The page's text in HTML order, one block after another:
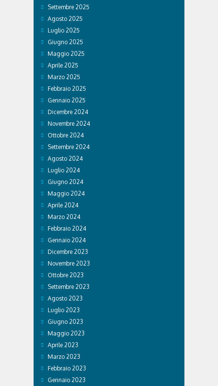
Settembre 2025
Agosto 2025
Luglio 2025
Giugno 2025
Maggio 2025
Aprile 2025
Marzo 2025
Febbraio 2025
Gennaio 2025
Dicembre 2024
Novembre 2024
Ottobre 2024
Settembre 2024
Agosto 2024
Luglio 2024
Giugno 2024
Maggio 2024
Aprile 2024
Marzo 2024
Febbraio 2024
Gennaio 2024
Dicembre 2023
Novembre 2023
Ottobre 2023
Settembre 2023
Agosto 2023
Luglio 2023
Giugno 2023
Maggio 2023
Aprile 2023
Marzo 2023
Febbraio 2023
Gennaio 2023